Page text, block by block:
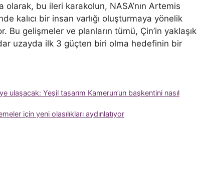
bu ileri karakolun, NASA’nın Artemis
kalıcı bir insan varlığı oluşturmaya yönelik
Bu gelişmeler ve planların tümü, Çin’in yaklaşık
uzayda ilk 3 güçten biri olma hedefinin bir
ulaşacak: Yeşil tasarım Kamerun’un başkentini nasıl
için yeni olasılıkları aydınlatıyor